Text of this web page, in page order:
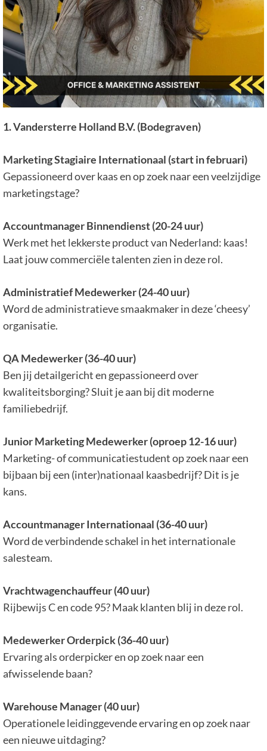
1. Vandersterre Holland B.V. (Bodegraven)
Marketing Stagiaire Internationaal (start in februari)
Gepassioneerd over kaas en op zoek naar een veelzijdige
marketingstage?
Accountmanager Binnendienst (20-24 uur)
Werk met het lekkerste product van Nederland: kaas!
Laat jouw commerciële talenten zien in deze rol.
Administratief Medewerker (24-40 uur)
Word de administratieve smaakmaker in deze ‘cheesy’
organisatie.
QA Medewerker (36-40 uur)
Ben jij detailgericht en gepassioneerd over
kwaliteitsborging? Sluit je aan bij dit moderne
familiebedrijf.
Junior Marketing Medewerker (oproep 12-16 uur)
Marketing- of communicatiestudent op zoek naar een
bijbaan bij een (inter)nationaal kaasbedrijf? Dit is je
kans.
Accountmanager Internationaal (36-40 uur)
Word de verbindende schakel in het internationale
salesteam.
Vrachtwagenchauffeur (40 uur)
Rijbewijs C en code 95? Maak klanten blij in deze rol.
Medewerker Orderpick (36-40 uur)
Ervaring als orderpicker en op zoek naar een
afwisselende baan?
Warehouse Manager (40 uur)
Operationele leidinggevende ervaring en op zoek naar
een nieuwe uitdaging?